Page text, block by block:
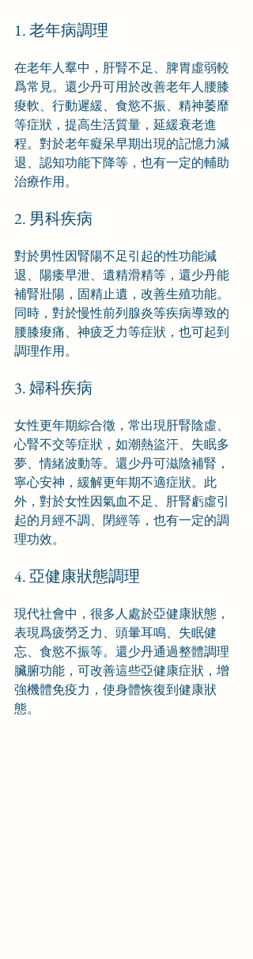
1. 老年病調理
在老年人羣中，肝腎不足、脾胃虛弱較
爲常見。還少丹可用於改善老年人腰膝
痠軟、行動遲緩、食慾不振、精神萎靡
等症狀，提高生活質量，延緩衰老進
程。對於老年癡呆早期出現的記憶力減
退、認知功能下降等，也有一定的輔助
治療作用。
2. 男科疾病
對於男性因腎陽不足引起的性功能減
退、陽痿早泄、遺精滑精等，還少丹能
補腎壯陽，固精止遺，改善生殖功能。
同時，對於慢性前列腺炎等疾病導致的
腰膝痠痛、神疲乏力等症狀，也可起到
調理作用。
3. 婦科疾病
女性更年期綜合徵，常出現肝腎陰虛、
心腎不交等症狀，如潮熱盜汗、失眠多
夢、情緒波動等。還少丹可滋陰補腎，
寧心安神，緩解更年期不適症狀。此
外，對於女性因氣血不足、肝腎虧虛引
起的月經不調、閉經等，也有一定的調
理功效。
4. 亞健康狀態調理
現代社會中，很多人處於亞健康狀態，
表現爲疲勞乏力、頭暈耳鳴、失眠健
忘、食慾不振等。還少丹通過整體調理
臟腑功能，可改善這些亞健康症狀，增
強機體免疫力，使身體恢復到健康狀
態。